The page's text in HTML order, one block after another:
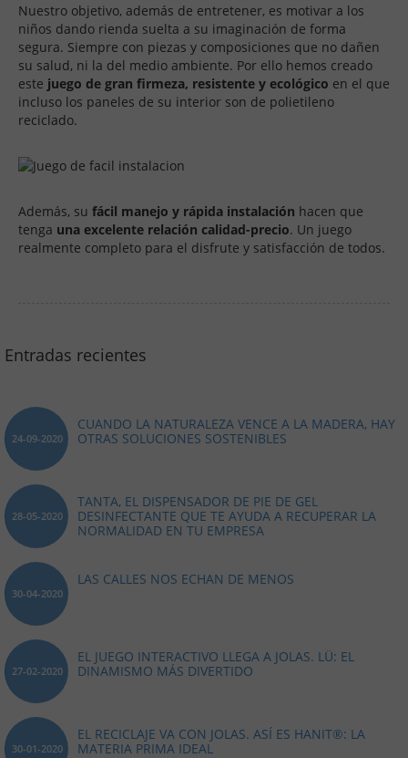
Nuestro objetivo, además de entretener, es motivar a los
niños dando rienda suelta a su imaginación de forma
segura. Siempre con piezas y composiciones que no dañen
su salud, ni la del medio ambiente. Por ello hemos creado
este juego de gran firmeza, resistente y ecológico en el que
incluso los paneles de su interior son de polietileno
reciclado.
Además, su fácil manejo y rápida instalación hacen que
tenga una excelente relación calidad-precio. Un juego
realmente completo para el disfrute y satisfacción de todos.
Entradas recientes
24-09-2020
CUANDO LA NATURALEZA VENCE A LA MADERA, HAY
OTRAS SOLUCIONES SOSTENIBLES
28-05-2020
TANTA, EL DISPENSADOR DE PIE DE GEL
DESINFECTANTE QUE TE AYUDA A RECUPERAR LA
NORMALIDAD EN TU EMPRESA
30-04-2020
LAS CALLES NOS ECHAN DE MENOS
27-02-2020
EL JUEGO INTERACTIVO LLEGA A JOLAS. LÜ: EL
DINAMISMO MÁS DIVERTIDO
30-01-2020
EL RECICLAJE VA CON JOLAS. ASÍ ES HANIT®: LA
MATERIA PRIMA IDEAL